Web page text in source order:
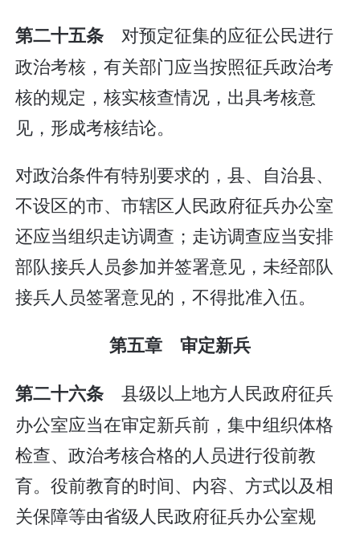
第二十五条 对预定征集的应征公民进行
政治考核，有关部门应当按照征兵政治考
核的规定，核实核查情况，出具考核意
见，形成考核结论。
对政治条件有特别要求的，县、自治县、
不设区的市、市辖区人民政府征兵办公室
还应当组织走访调查；走访调查应当安排
部队接兵人员参加并签署意见，未经部队
接兵人员签署意见的，不得批准入伍。
第五章 审定新兵
第二十六条 县级以上地方人民政府征兵
办公室应当在审定新兵前，集中组织体格
检查、政治考核合格的人员进行役前教
育。役前教育的时间、内容、方式以及相
关保障等由省级人民政府征兵办公室规